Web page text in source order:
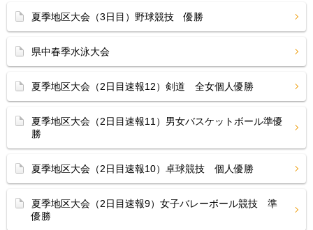
夏季地区大会（3日目）野球競技 優勝
県中春季水泳大会
夏季地区大会（2日目速報12）剣道 全女個人優勝
夏季地区大会（2日目速報11）男女バスケットボール準優
勝
夏季地区大会（2日目速報10）卓球競技 個人優勝
夏季地区大会（2日目速報9）女子バレーボール競技 準
優勝